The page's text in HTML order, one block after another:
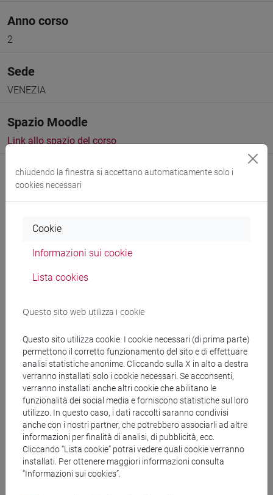
Anno corso
2
Sede
VENEZIA
Spazio Moodle
Link allo spazio del corso
Docenti e corsi di laurea
Docenti
docente non assegnato- 10h Esercitazioni
Materiali didattici
Materiali su Moodle
Corsi di studio e percorsi
[ET4] ECONOMIA E COMMERCIO - Laurea
economics, markets and finance
chiudendo la finestra si accettano automaticamente solo i
cookies necessari
Cookie
Informazioni sui cookie
Lista cookies
Questo sito web utilizza i cookie
Questo sito utilizza cookie. I cookie necessari (di prima parte)
permettono il corretto funzionamento del sito e di effettuare
analisi statistiche anonime. Cliccando sulla X in alto a destra
verranno installati solo i cookie necessari. Se acconsenti,
verranno installati anche altri cookie che abilitano le
funzionalità dei social media e forniscono statistiche sul loro
utilizzo. In questo caso, i dati raccolti saranno condivisi
anche con i nostri partner, che potrebbero associarli ad altre
informazioni per finalità di analisi, di pubblicità, ecc.
Cliccando “Lista cookie” potrai vedere quali cookie verranno
installati. Per ottenere maggiori informazioni consulta
“Informazioni sui cookies”.